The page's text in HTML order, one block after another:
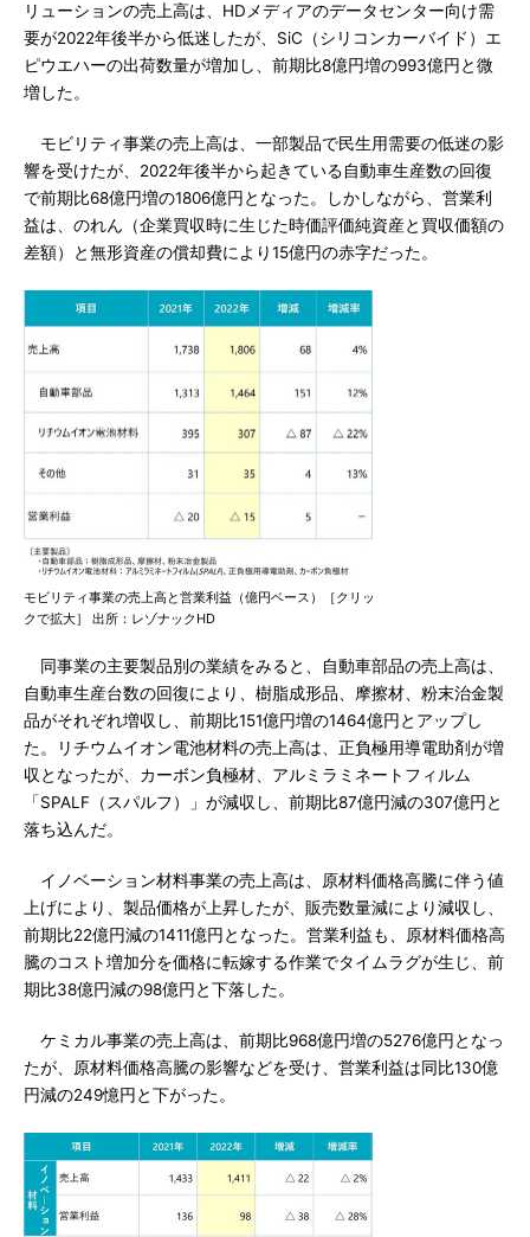
リューションの売上高は、HDメディアのデータセンター向け需
要が2022年後半から低迷したが、SiC（シリコンカーバイド）エ
ピウエハーの出荷数量が増加し、前期比8億円増の993億円と微
増した。
モビリティ事業の売上高は、一部製品で民生用需要の低迷の影
響を受けたが、2022年後半から起きている自動車生産数の回復
で前期比68億円増の1806億円となった。しかしながら、営業利
益は、のれん（企業買収時に生じた時価評価純資産と買収価額の
差額）と無形資産の償却費により15億円の赤字だった。
モビリティ事業の売上高と営業利益（億円ベース）［クリッ
クで拡大］ 出所：レゾナックHD
同事業の主要製品別の業績をみると、自動車部品の売上高は、
自動車生産台数の回復により、樹脂成形品、摩擦材、粉末治金製
品がそれぞれ増収し、前期比151億円増の1464億円とアップし
た。リチウムイオン電池材料の売上高は、正負極用導電助剤が増
収となったが、カーボン負極材、アルミラミネートフィルム
「SPALF（スパルフ）」が減収し、前期比87億円減の307億円と
落ち込んだ。
イノベーション材料事業の売上高は、原材料価格高騰に伴う値
上げにより、製品価格が上昇したが、販売数量減により減収し、
前期比22億円減の1411億円となった。営業利益も、原材料価格高
騰のコスト増加分を価格に転嫁する作業でタイムラグが生じ、前
期比38億円減の98億円と下落した。
ケミカル事業の売上高は、前期比968億円増の5276億円となっ
たが、原材料価格高騰の影響などを受け、営業利益は同比130億
円減の249憶円と下がった。